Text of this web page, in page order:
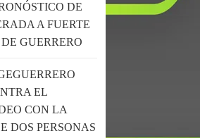
DE
A FUERTE
GUERRERO
EL
CON LA
DOS PERSONAS